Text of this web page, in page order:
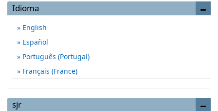
Idioma
English
Español
Português (Portugal)
Français (France)
sjr